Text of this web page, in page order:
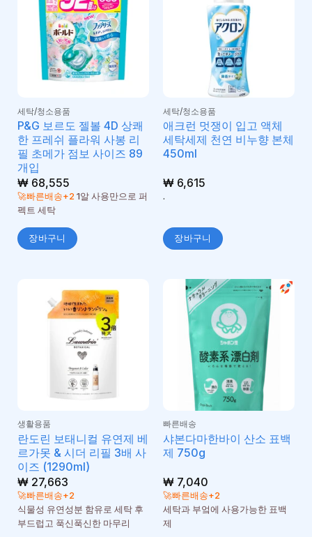
세탁/청소용품
P&G 보르도 젤볼 4D 상쾌
한 프레쉬 플라워 사봉 리
필 초메가 점보 사이즈 89
개입
₩68,555
🚀빠른배송+2 1알 사용만으로 퍼
펙트 세탁
장바구니
세탁/청소용품
애크런 멋쟁이 입고 액체
세탁세제 천연 비누향 본체
450ml
₩6,615
.
장바구니
생활용품
란도린 보태니컬 유연제 베
르가못 & 시더 리필 3배 사
이즈 (1290ml)
₩27,663
🚀빠른배송+2
식물성 유연성분 함유로 세탁 후
부드럽고 푹신푹신한 마무리
빠른배송
샤본다마한바이 산소 표백
제 750g
₩7,040
🚀빠른배송+2
세탁과 부엌에 사용가능한 표백
제